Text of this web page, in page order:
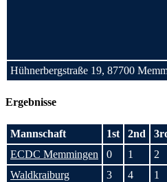
Hühnerbergstraße 19, 87700
Ergebnisse
Mannschaft 1st 2nd
ECDC Memmingen
0 1 2
Waldkraiburg
3 4 1